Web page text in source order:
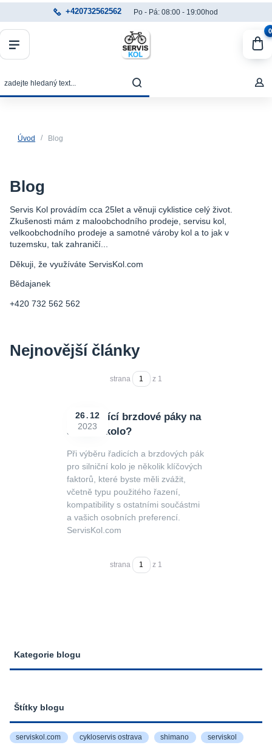
+420732562562 Po - Pá: 08:00 - 19:00hod
0
Úvod Blog
Kategorie blogu
Štítky blogu
serviskol.com cykloservis ostrava shimano serviskol
Blog
Servis Kol provádím cca 25let a věnuji cyklistice celý život.
Zkušenosti mám z maloobchodního prodeje, servisu kol,
velkoobchodního prodeje a samotné vároby kol a to jak v
tuzemsku, tak zahraničí...
Děkuji, že využíváte ServisKol.com
Bědajanek
+420 732 562 562
Nejnovější články
strana z 1
Jaké řadící brzdové páky na
silniční kolo?
26
12
2023
Při výběru řadicích a brzdových pák
pro silniční kolo je několik klíčových
faktorů, které byste měli zvážit,
včetně typu použitého řazení,
kompatibility s ostatními součástmi
a vašich osobních preferencí.
ServisKol.com
strana z 1